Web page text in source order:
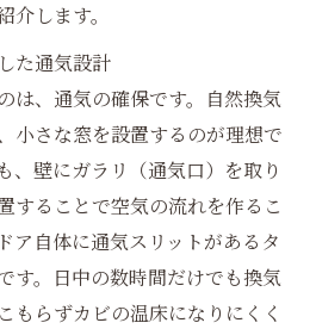
します。
た通気設計
は、通気の確保です。自然換気
小さな窓を設置するのが理想で
、壁にガラリ（通気口）を取り
することで空気の流れを作るこ
ア自体に通気スリットがあるタ
す。日中の数時間だけでも換気
もらずカビの温床になりにくく